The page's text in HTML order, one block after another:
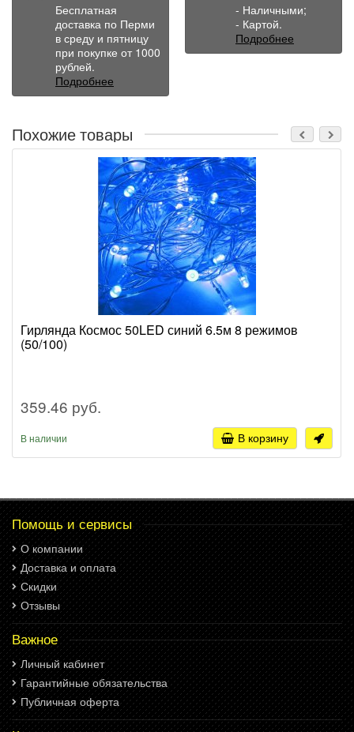
Бесплатная
доставка по Перми
в среду и пятницу
при покупке от 1000
рублей.
Подробнее
- Наличными;
- Картой.
Подробнее
Похожие товары
Гирлянда Космос 50LED синий 6.5м 8 режимов
(50/100)
359.46 руб.
В наличии В корзину
Помощь и сервисы
О компании
Доставка и оплата
Скидки
Отзывы
Важное
Личный кабинет
Гарантийные обязательства
Публичная оферта